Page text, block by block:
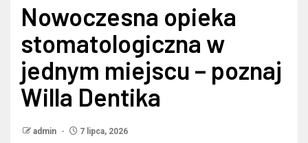
Nowoczesna opieka
stomatologiczna w
jednym miejscu – poznaj
Willa Dentika
admin 7 lipca, 2026